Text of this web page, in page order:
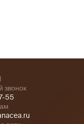
звонок
55